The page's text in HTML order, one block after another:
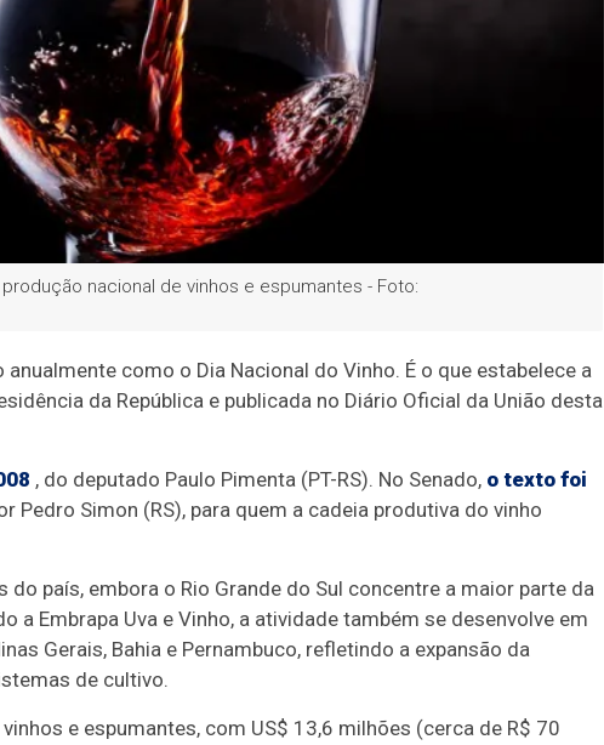
nacional de vinhos e espumantes - Foto:
como o Dia Nacional do Vinho. É o que estabelece a
da República e publicada no Diário Oficial da União desta
, do deputado Paulo Pimenta (PT-RS). No Senado, o texto foi
Pedro Simon (RS), para quem a cadeia produtiva do vinho
país, embora o Rio Grande do Sul concentre a maior parte da
a Embrapa Uva e Vinho, a atividade também se desenvolve em
Gerais, Bahia e Pernambuco, refletindo a expansão da
de cultivo.
e espumantes, com US$ 13,6 milhões (cerca de R$ 70